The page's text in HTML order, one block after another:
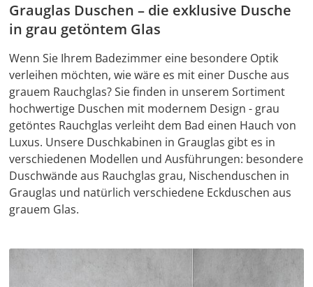
Grauglas Duschen – die exklusive Dusche
in grau getöntem Glas
Wenn Sie Ihrem Badezimmer eine besondere Optik
verleihen möchten, wie wäre es mit einer Dusche aus
grauem Rauchglas? Sie finden in unserem Sortiment
hochwertige Duschen mit modernem Design - grau
getöntes Rauchglas verleiht dem Bad einen Hauch von
Luxus. Unsere Duschkabinen in Grauglas gibt es in
verschiedenen Modellen und Ausführungen: besondere
Duschwände aus Rauchglas grau, Nischenduschen in
Grauglas und natürlich verschiedene Eckduschen aus
grauem Glas.